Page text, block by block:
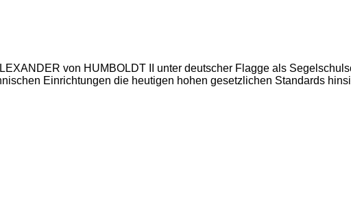
von HUMBOLDT II unter deutscher Flagge als
Einrichtungen die heutigen hohen gesetzlichen Standards